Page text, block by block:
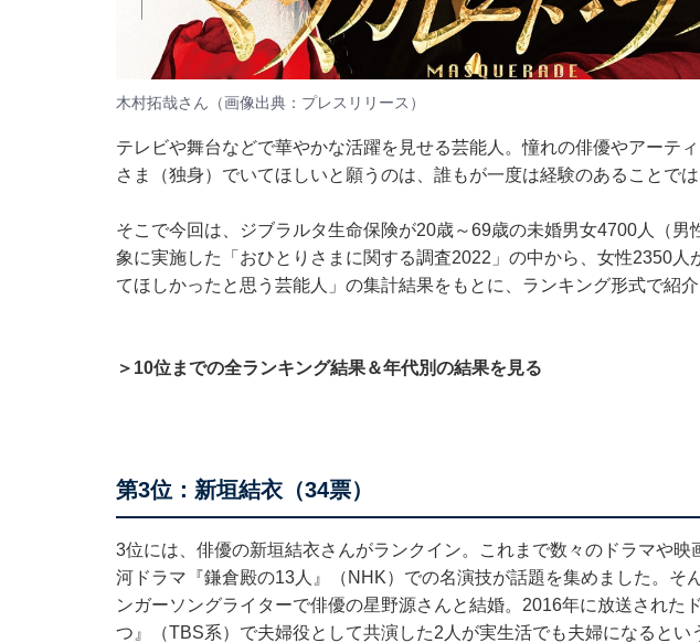
木村拓哉さん（画像出典： プレスリリース ）
テレビや舞台などで華やかな活躍を見せる芸能人。憧れの俳優やアーテ
さま（独身）でいてほしいと願うのは、誰もが一度は経験のあることでは
そこで今回は、ジブラルタ生命保険が20歳～69歳の未婚男女4700人（男
象に実施した「おひとりさまに関する調査2022」の中から、女性2350人
てほしかったと思う芸能人」の集計結果をもとに、ランキング形式で紹介
＞10位までの全ランキング結果＆年代別の結果を見る
第3位：新垣結衣（34票）
3位には、俳優の新垣結衣さんがランクイン。これまで数々のドラマや映
河ドラマ『鎌倉殿の13人』（NHK）での名演技が話題を集めました。そ
ンガーソングライターで俳優の星野源さんと結婚。2016年に放送された
つ』（TBS系）で夫婦役として共演した2人が実生活でも夫婦になるとい